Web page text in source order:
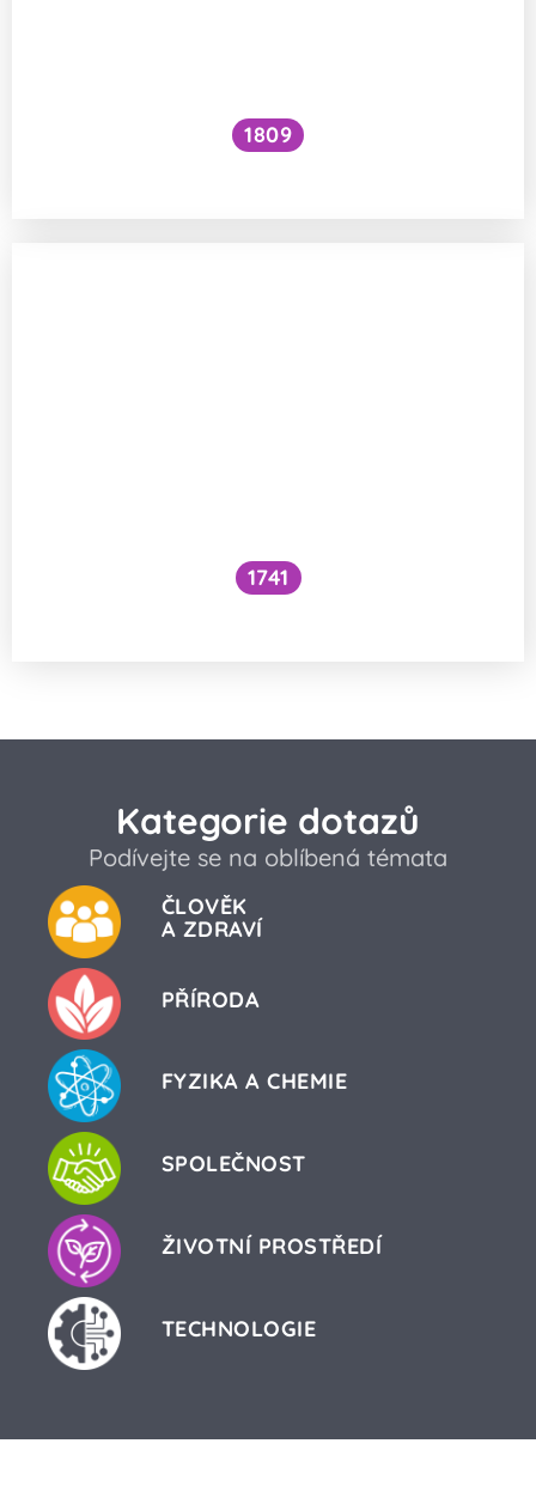
1809
1741
Kategorie dotazů
Podívejte se na oblíbená témata
ČLOVĚK
A ZDRAVÍ
PŘÍRODA
FYZIKA A CHEMIE
SPOLEČNOST
ŽIVOTNÍ PROSTŘEDÍ
TECHNOLOGIE